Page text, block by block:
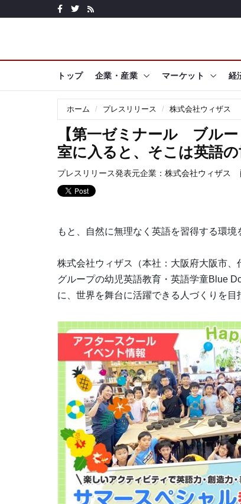
トップ 企業・産業 マーケット 経
ホーム プレスリリース 株式会社ウィザス
【第一ゼミナール ブル
室に入ると、そこは英語の
プレスリリース発表元企業： 株式会社ウィザス
もと、自然に無理なく英語を習得する環境
株式会社ウィザス（本社：大阪府大阪市
グループの幼児英語教育・英語学童Blue
に、世界を舞台に活躍できる人づくりを目